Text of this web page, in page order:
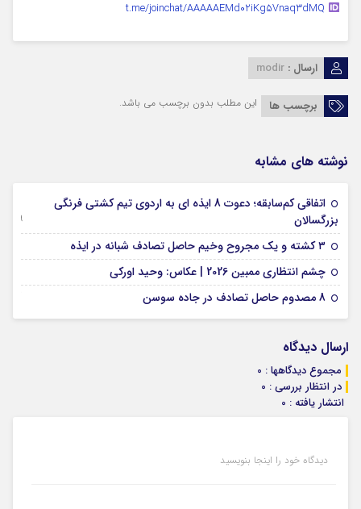
t.me/joinchat/AAAAAEMd02iKg5Vnaq3dMQ
ارسال : modir
برچسب ها این مطلب بدون برچسب می باشد.
نوشته های مشابه
اتفاقی کم‌سابقه؛ دعوت 8 ایذه ای به اردوی تیم کشتی فرنگی
بزرگسالان
09 جولای 2026
۳ کشته و یک مجروح وخیم حاصل تصادف شبانه در ایذه
چشم انتظاری ممبین 2026 | عکاس: وحید اورکی
8 مصدوم حاصل تصادف در جاده سوسن
ارسال دیدگاه
مجموع دیدگاهها : 0
در انتظار بررسی : 0
انتشار یافته : 0
دیدگاه خود را اینجا بنویسید